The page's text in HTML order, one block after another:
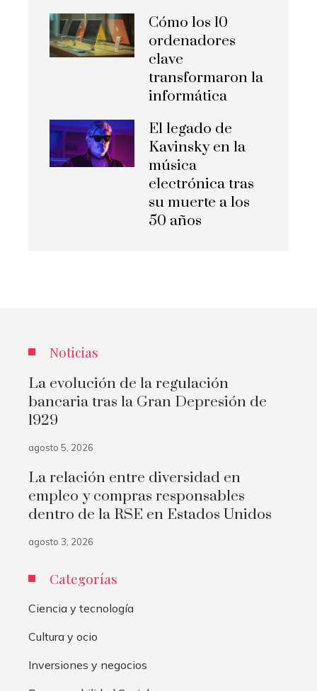
Cómo los 10
ordenadores
clave
transformaron la
informática
El legado de
Kavinsky en la
música
electrónica tras
su muerte a los
50 años
Noticias
La evolución de la regulación
bancaria tras la Gran Depresión de
1929
agosto 5, 2026
La relación entre diversidad en
empleo y compras responsables
dentro de la RSE en Estados Unidos
agosto 3, 2026
Categorías
Ciencia y tecnología
Cultura y ocio
Inversiones y negocios